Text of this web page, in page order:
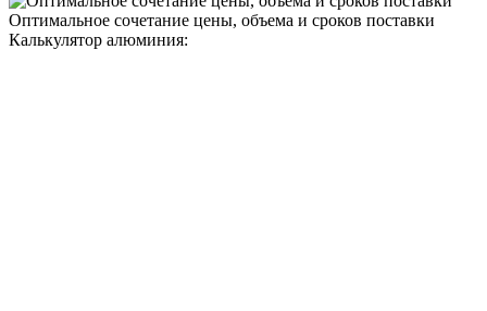
Оптимальное сочетание цены, объема и сроков поставки
Калькулятор алюминия: